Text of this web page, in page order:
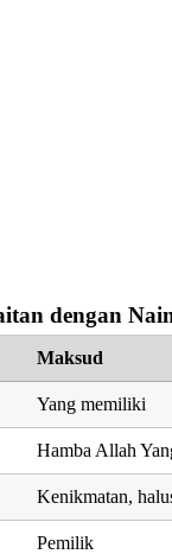
dengan
Maksud
Yang memiliki
Hamba Allah
Kenikmatan,
Pemilik